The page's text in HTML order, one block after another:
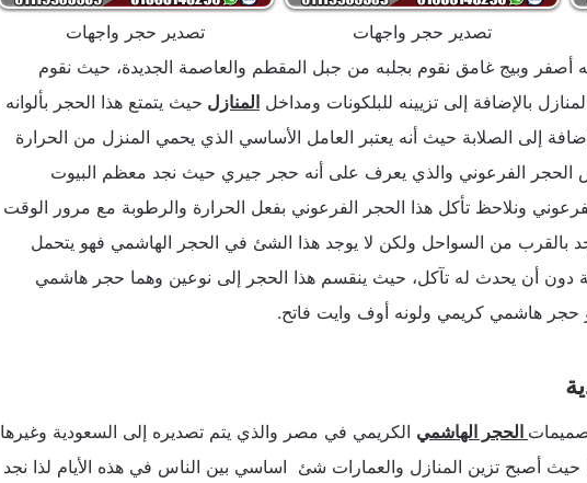
تصدير حجر واجهات
تصدير حجر واجهات
أصفر وبيج غامق نقوم بجلبه من جبل المقطم والعاصمة الجديدة، حيث نقوم
بالإضافة إلى تزيينه للبلكونات ومداخل المنازل حيث يتمتع هذا الحجر بألوانه
إلى الصلابة حيث أنه يعتبر العامل الأساسي الذي يحمي المنزل من الحرارة
الحجر الفرعوني والذي يعرف على أنه حجر جيري حيث نجد معظم البيوت
ونلاحظ تأكل هذا الحجر الفرعوني بفعل الحرارة والرطوبة مع مرور الوقت
بالقرب من السواحل ولكن لا يوجد هذا الشئ في الحجر الهاشمي فهو يتحمل
دون أن يحدث له تآكل، حيث ينقسم هذا الحجر إلى نوعين وهما حجر هاشمي
حجر هاشمي كريمي ولونه أوف وايت فاتح.
الحجر الهاشمي الكريمي في مصر والذي يتم تصديره إلى السعودية وغيرها
حيث أصبح تزين المنازل والعمارات شئ اساسي بين الناس في هذه الأيام لذا نجد